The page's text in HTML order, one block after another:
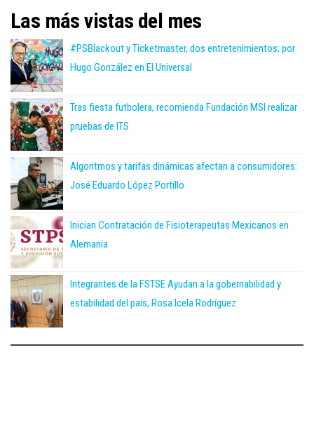
Las más vistas del mes
#PSBlackout y Ticketmaster, dos entretenimientos; por
Hugo González en El Universal
Tras fiesta futbolera, recomienda Fundación MSI realizar
pruebas de ITS
Algoritmos y tarifas dinámicas afectan a consumidores:
José Eduardo López Portillo
Inician Contratación de Fisioterapeutas Mexicanos en
Alemania
Integrantes de la FSTSE Ayudan a la gobernabilidad y
estabilidad del país, Rosa Icela Rodríguez